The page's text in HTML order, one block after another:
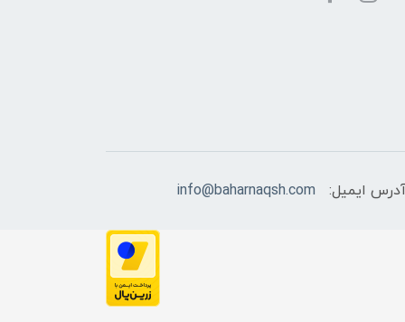
ایمیل: info@baharnaqsh.com